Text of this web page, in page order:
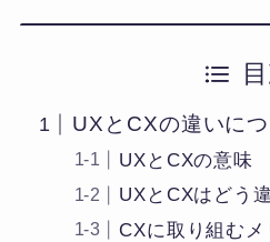
UXとCXの違いに
UXとCXの意味
UXとCXはどう
CXに取り組むメ